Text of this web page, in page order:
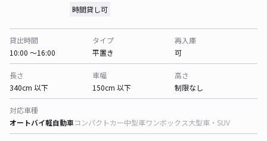
時間貸し可
貸出時間
10:00 〜16:00
タイプ
平置き
再入庫
可
長さ
340cm 以下
車幅
150cm 以下
高さ
制限なし
対応車種
オートバイ軽自動車コンパクトカー中型車ワンボックス大型車・SUV